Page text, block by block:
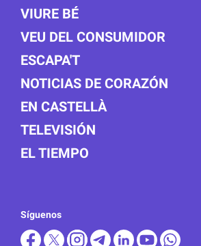
VIURE BÉ
VEU DEL CONSUMIDOR
ESCAPA'T
NOTICIAS DE CORAZÓN
EN CASTELLÀ
TELEVISIÓN
EL TIEMPO
Síguenos